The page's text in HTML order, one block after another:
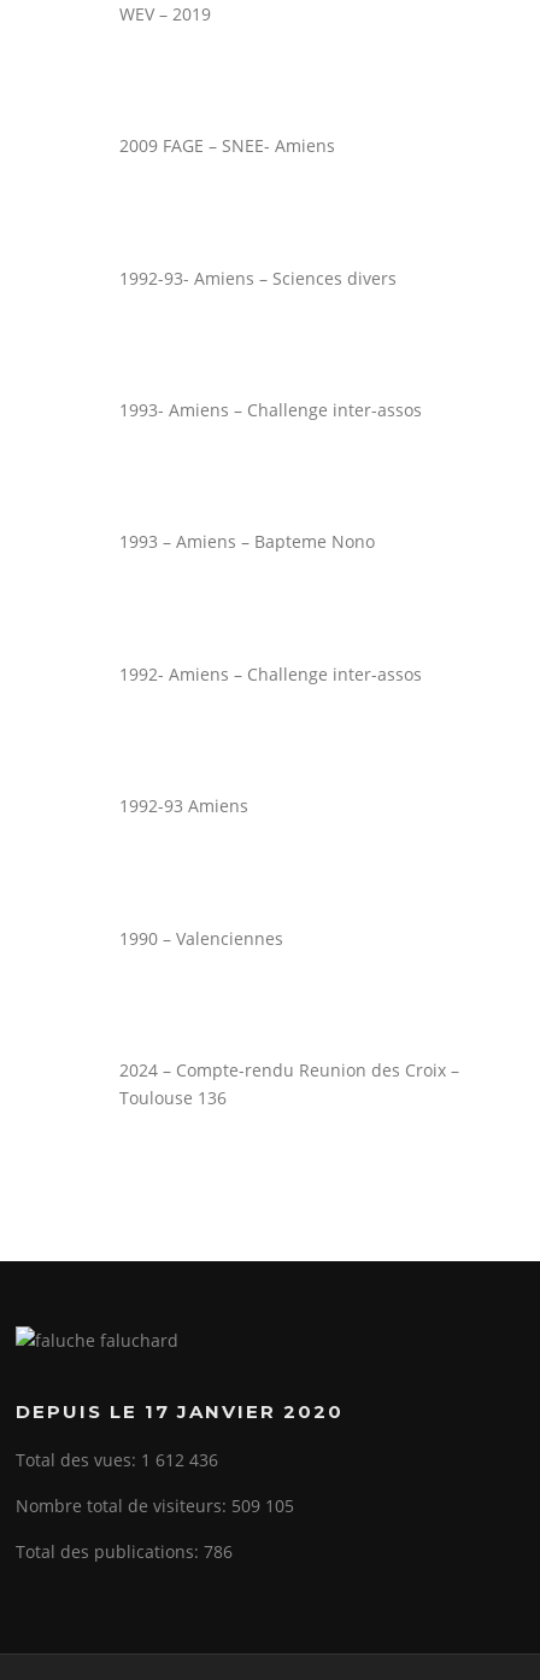
WEV – 2019
2009 FAGE – SNEE- Amiens
1992-93- Amiens – Sciences divers
1993- Amiens – Challenge inter-assos
1993 – Amiens – Bapteme Nono
1992- Amiens – Challenge inter-assos
1992-93 Amiens
1990 – Valenciennes
2024 – Compte-rendu Reunion des Croix –
Toulouse 136
DEPUIS LE 17 JANVIER 2020
Total des vues: 1 612 436
Nombre total de visiteurs: 509 105
Total des publications:786